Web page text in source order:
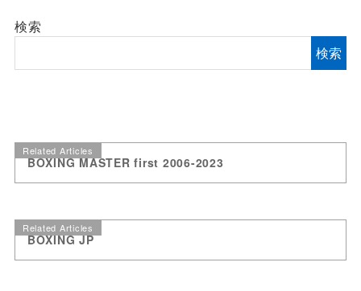
検索
検索
Related Articles
BOXING MASTER first 2006-2023
Related Articles
BOXING JP